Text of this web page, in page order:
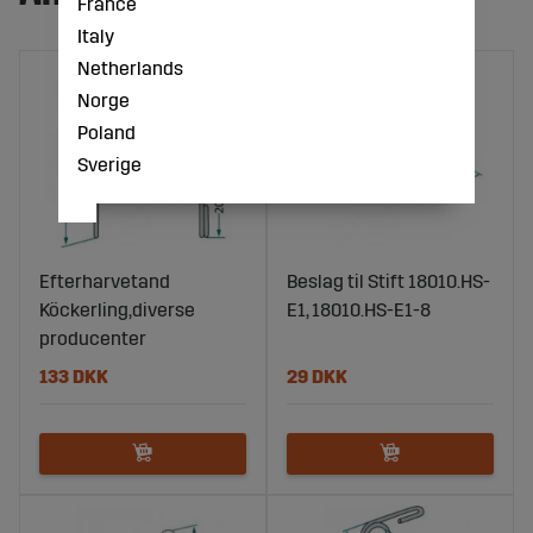
Efterharvetand
Köckerling,diverse
producenter
133 DKK
Beslag til Stift 18010.HS-
E1, 18010.HS-E1-8
29 DKK
Italy
Netherlands
Norge
Poland
Sverige